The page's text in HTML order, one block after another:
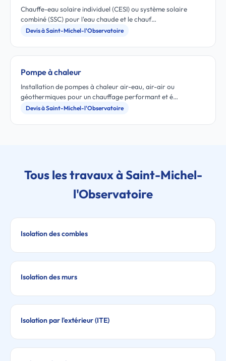
Chauffe-eau solaire individuel (CESI) ou système solaire
combiné (SSC) pour l'eau chaude et le chauf…
Devis à Saint-Michel-l'Observatoire
Pompe à chaleur
Installation de pompes à chaleur air-eau, air-air ou
géothermiques pour un chauffage performant et é…
Devis à Saint-Michel-l'Observatoire
Tous les travaux à Saint-Michel-
l'Observatoire
Isolation des combles
Isolation des murs
Isolation par l'extérieur (ITE)